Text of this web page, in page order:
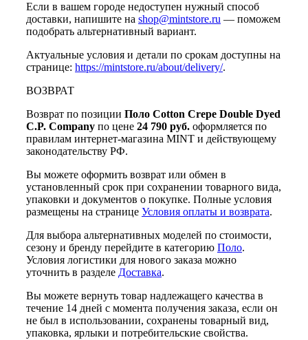
Если в вашем городе недоступен нужный способ
доставки, напишите на shop@mintstore.ru — поможем
подобрать альтернативный вариант.
Актуальные условия и детали по срокам доступны на
странице: https://mintstore.ru/about/delivery/.
ВОЗВРАТ
Возврат по позиции Поло Cotton Crepe Double Dyed
C.P. Company по цене 24 790 руб. оформляется по
правилам интернет-магазина MINT и действующему
законодательству РФ.
Вы можете оформить возврат или обмен в
установленный срок при сохранении товарного вида,
упаковки и документов о покупке. Полные условия
размещены на странице Условия оплаты и возврата.
Для выбора альтернативных моделей по стоимости,
сезону и бренду перейдите в категорию Поло.
Условия логистики для нового заказа можно
уточнить в разделе Доставка.
Вы можете вернуть товар надлежащего качества в
течение 14 дней с момента получения заказа, если он
не был в использовании, сохранены товарный вид,
упаковка, ярлыки и потребительские свойства.